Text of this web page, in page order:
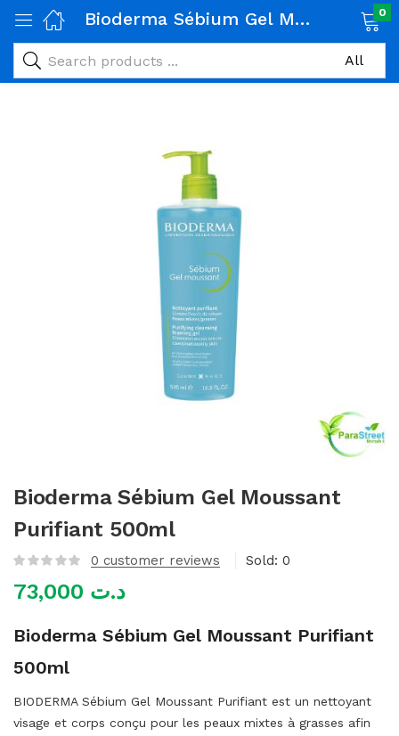
alimentaires)
Bioderma Sébium Gel Moussant Purifiant 500ml 0
Bioderma Sébium Gel Moussant
Purifiant 500ml
0 customer reviews Sold: 0
د.ت
Bioderma Sébium Gel Moussant Purifiant
500ml
BIODERMA Sébium Gel Moussant Purifiant est un nettoyant
visage et corps conçu pour les peaux mixtes à grasses afin